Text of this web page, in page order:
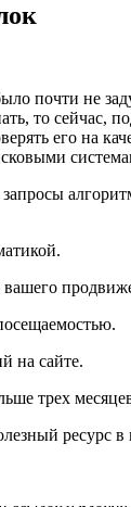
почти не
то сейчас,
его на
на сайте.
трех
ресурс в